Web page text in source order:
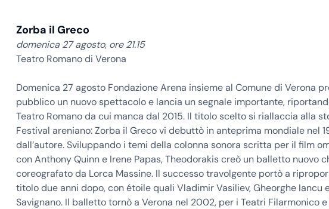
Zorba il Greco
domenica 27 agosto, ore 21.15
Teatro Romano di Verona
Domenica 27 agosto Fondazione Arena insieme al Comune di Verona
pubblico un nuovo spettacolo e lancia un segnale importante,
Teatro Romano da cui manca dal 2015. Il titolo scelto si riallaccia alla
Festival areniano: Zorba il Greco vi debuttò in anteprima mondiale nel
dall’autore. Sviluppando i temi della colonna sonora scritta per il film
con Anthony Quinn e Irene Papas, Theodorakis creò un balletto nuovo
coreografato da Lorca Massine. Il successo travolgente portò a
titolo due anni dopo, con étoile quali Vladimir Vasiliev, Gheorghe Iancu
Savignano. Il balletto tornò a Verona nel 2002, per i Teatri Filarmonico e